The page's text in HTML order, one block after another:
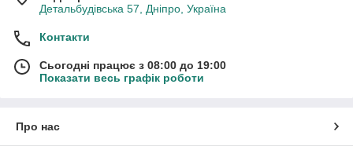
Детальбудівська 57, Дніпро, Україна
Контакти
Сьогодні працює з 08:00 до 19:00
Показати весь графік роботи
Про нас